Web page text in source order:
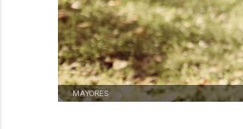
MAYORES